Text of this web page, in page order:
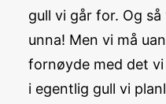
gull vi går for. Og
unna! Men vi må
fornøyde med det
i egentlig gull vi